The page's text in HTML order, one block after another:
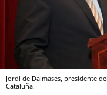
Jordi de Dalmases, presidente
Cataluña.